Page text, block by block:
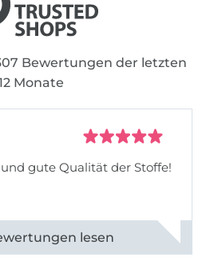
Bewertungen der letzten
Monate
gute Qualität der Stoffe!
ansehen